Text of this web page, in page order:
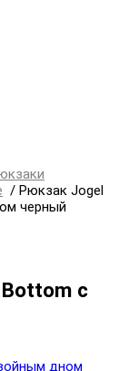
/ Рюкзак Jogel
черный
с